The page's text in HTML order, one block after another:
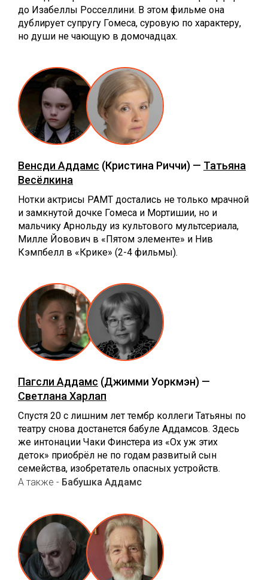
до Изабеллы Росселлини. В этом фильме она
дублирует супругу Гомеса, суровую по характеру,
но души не чающую в домочадцах.
Венсди Аддамс (Кристина Риччи) — Татьяна
Весёлкина
Нотки актрисы РАМТ достались не только мрачной
и замкнутой дочке Гомеса и Мортишии, но и
мальчику Арнольду из культового мультсериала,
Милле Йовович в «Пятом элементе» и Нив
Кэмпбелл в «Крике» (2-4 фильмы).
Пагсли Аддамс (Джимми Уоркмэн) —
Светлана Харлап
Спустя 20 с лишним лет тембр коллеги Татьяны по
театру снова достанется бабуле Аддамсов. Здесь
же интонации Чаки Финстера из «Ох уж этих
деток» приобрёл не по годам развитый сын
семейства, изобретатель опасных устройств.
А также - Бабушка Аддамс